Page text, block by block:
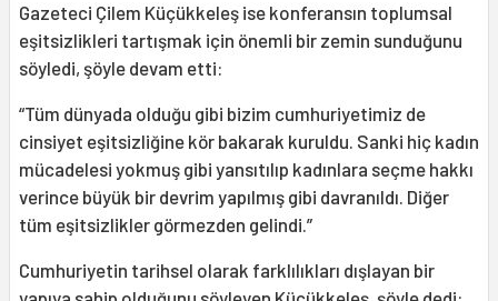
Gazeteci Çilem Küçükkeleş ise konferansın toplumsal
eşitsizlikleri tartışmak için önemli bir zemin sunduğunu
söyledi, şöyle devam etti:
“Tüm dünyada olduğu gibi bizim cumhuriyetimiz de
cinsiyet eşitsizliğine kör bakarak kuruldu. Sanki hiç kadın
mücadelesi yokmuş gibi yansıtılıp kadınlara seçme hakkı
verince büyük bir devrim yapılmış gibi davranıldı. Diğer
tüm eşitsizlikler görmezden gelindi.”
Cumhuriyetin tarihsel olarak farklılıkları dışlayan bir